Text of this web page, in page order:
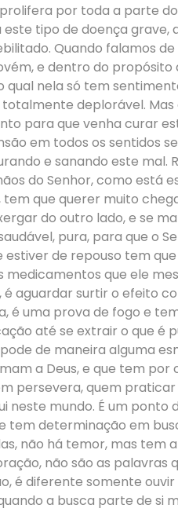
por toda a parte
tipo de doença
Quando falamos
e dentro do
qual nela só tem
deplorável.
para que venha curar
em todos os sentidos
e sanando este
do Senhor, como está
que querer muito
do outro lado, e se
pura, para que o
estiver de repouso tem
medicamentos que ele
é aguardar surtir o efeito
é uma prova de fogo e
até se extrair o que é
de maneira alguma
a Deus, e que tem
persevera, quem
neste mundo. É um
tem determinação em
não há temor, mas tem
não são as palavras
é diferente somente
a busca parte de si